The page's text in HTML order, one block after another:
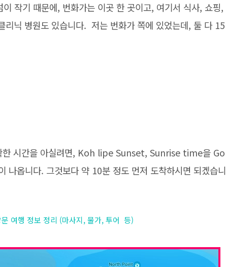
작기 때문에, 번화가는 이곳 한 곳이고, 여기서 식사, 쇼핑,
리닉 병원도 있습니다. 저는 번화가 쪽에 있었는데, 둘 다 15
한 시간을 아실려면, Koh lipe Sunset, Sunrise time을 Go
나옵니다. 그것보다 약 10분 정도 먼저 도착하시면 되겠습니
여행 정보 정리 (마사지, 물가, 투어 등)